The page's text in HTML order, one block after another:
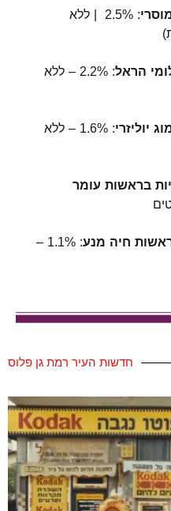
: 2.5% | ללא
הראל
: 2.2% – ללא
יוליזרי
: 1.6% – ללא
בראשות עומר
חיה מנע
: 1.1% –
חדשות העיר רמת גן פלוס